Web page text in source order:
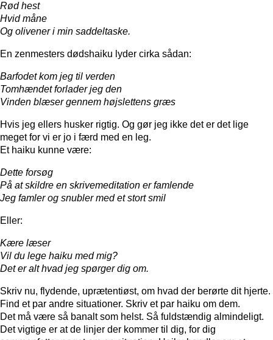
Rød hest
Hvid måne
Og olivener i min saddeltaske.
En zenmesters dødshaiku lyder cirka sådan:
Barfodet kom jeg til verden
Tomhændet forlader jeg den
Vinden blæser gennem højslettens græs
Hvis jeg ellers husker rigtig. Og gør jeg ikke det er det lige
meget for vi er jo i færd med en leg.
Et haiku kunne være:
Dette forsøg
På at skildre en skrivemeditation er famlende
Jeg famler og snubler med et stort smil
Eller:
Kære læser
Vil du lege haiku med mig?
Det er alt hvad jeg spørger dig om.
Skriv nu, flydende, uprætentiøst, om hvad der berørte dit hjerte.
Find et par andre situationer. Skriv et par haiku om dem.
Det må være så banalt som helst. Så fuldstændig almindeligt.
Det vigtige er at de linjer der kommer til dig, for dig